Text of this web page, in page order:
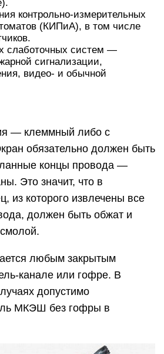
контрольно-измерительных
(КИПиА), в том числе
слаботочных систем —
сигнализации,
видео- и обычной
— клеммный либо с
обязательно должен быть
концы провода —
Это значит, что в
из которого извлечены все
должен быть обжат и
любым закрытым
канале или гофре. В
допустимо
МКЭШ без гофры в